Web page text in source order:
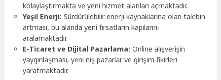
kolaylaştırmakta ve yeni hizmet alanları açmaktadır.
Yeşil Enerji: Sürdürülebilir enerji kaynaklarına olan talebin
artması, bu alanda yeni fırsatların kapılarını
aralamaktadır.
E-Ticaret ve Dijital Pazarlama: Online alışverişin
yaygınlaşması, yeni niş pazarlar ve girişim fikirleri
yaratmaktadır.